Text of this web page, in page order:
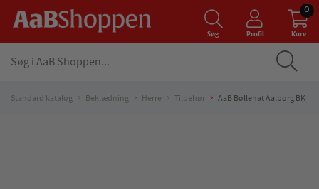
Søg Profil Kurv
0
Standard katalog Beklædning Herre Tilbehør AaB Bøllehat Aalborg BK